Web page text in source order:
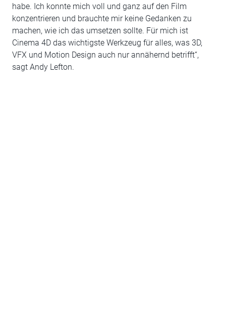
habe. Ich konnte mich voll und ganz auf den Film
konzentrieren und brauchte mir keine Gedanken zu
machen, wie ich das umsetzen sollte. Für mich ist
Cinema 4D das wichtigste Werkzeug für alles, was 3D,
VFX und Motion Design auch nur annähernd betrifft“,
sagt Andy Lefton.